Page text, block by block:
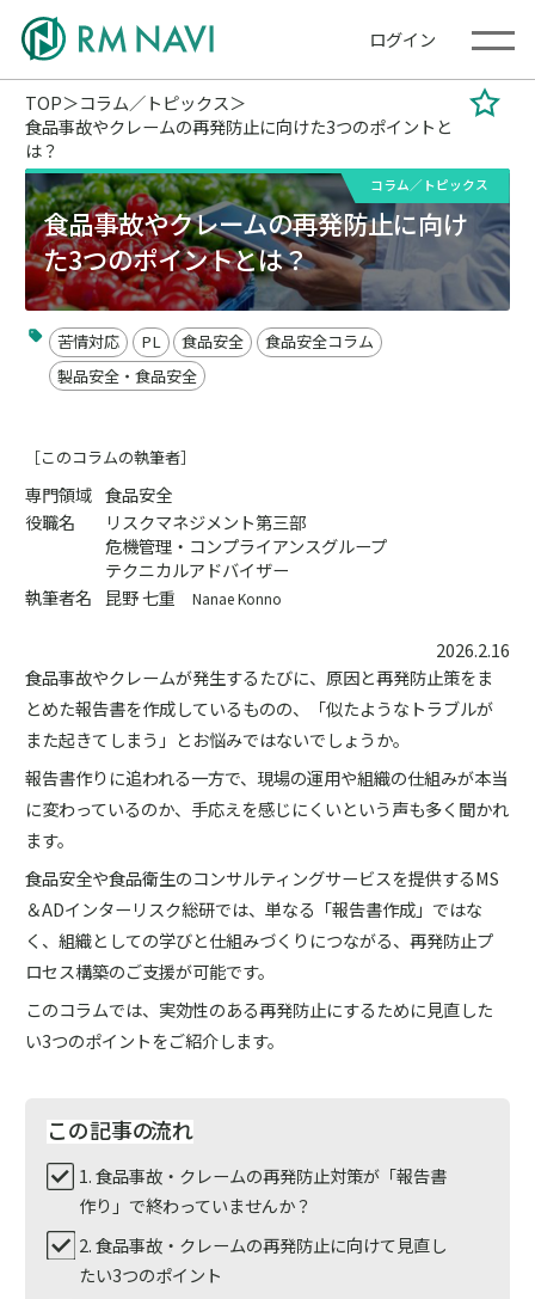
ログイン
TOP
コラム／トピックス
食品事故やクレームの再発防止に向けた3つのポイントと
は？
コラム／トピックス
食品事故やクレームの再発防止に向け
た3つのポイントとは？
苦情対応 PL 食品安全
食品安全コラム
製品安全・食品安全
［このコラムの執筆者］
専門領域 食品安全
役職名
リスクマネジメント第三部
危機管理・コンプライアンスグループ
テクニカルアドバイザー
執筆者名
昆野 七重Nanae Konno
2026.2.16
食品事故やクレームが発生するたびに、原因と再発防止策をま
とめた報告書を作成しているものの、「似たようなトラブルが
また起きてしまう」とお悩みではないでしょうか。
報告書作りに追われる一方で、現場の運用や組織の仕組みが本当
に変わっているのか、手応えを感じにくいという声も多く聞かれ
ます。
食品安全や食品衛生のコンサルティングサービスを提供するMS
＆ADインターリスク総研では、単なる「報告書作成」ではな
く、組織としての学びと仕組みづくりにつながる、再発防止プ
ロセス構築のご支援が可能です。
このコラムでは、実効性のある再発防止にするために見直した
い3つのポイントをご紹介します。
この記事の流れ
1. 食品事故・クレームの再発防止対策が「報告書
作り」で終わっていませんか？
2. 食品事故・クレームの再発防止に向けて見直し
たい3つのポイント